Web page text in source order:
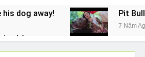
his dog away! Pit
7 Năm
It!